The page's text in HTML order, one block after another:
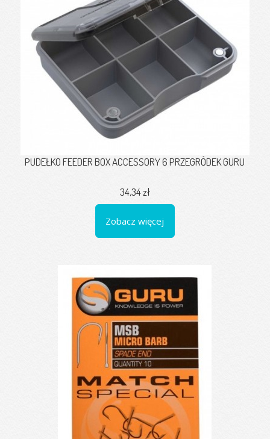
PUDEŁKO FEEDER BOX ACCESSORY 6 PRZEGRÓDEK GURU
34,34 zł
Zobacz więcej